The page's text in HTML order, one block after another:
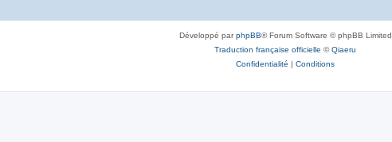
Développé parphpBB® Forum Software © phpBB Limited
Traduction française officielle ©Qiaeru
Confidentialité | Conditions